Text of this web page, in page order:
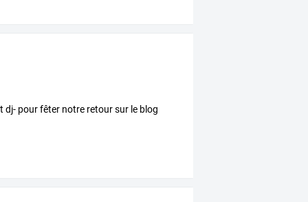
dj- pour fêter notre retour sur le blog